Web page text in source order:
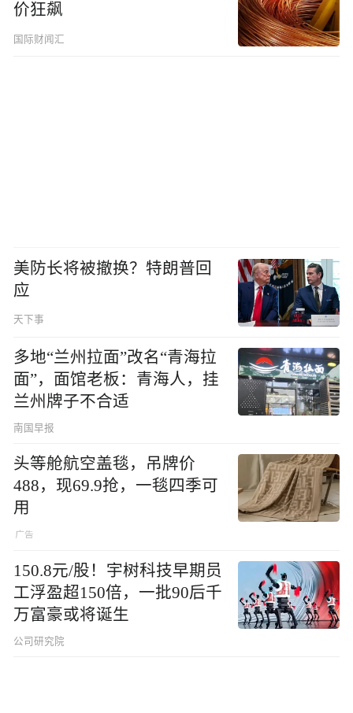
价狂飙
国际财闻汇
美防长将被撤换？特朗普回
应
天下事
多地“兰州拉面”改名“青海拉
面”，面馆老板：青海人，挂
兰州牌子不合适
南国早报
头等舱航空盖毯，吊牌价
488，现69.9抢，一毯四季可
用
150.8元/股！宇树科技早期员
工浮盈超150倍，一批90后千
万富豪或将诞生
公司研究院